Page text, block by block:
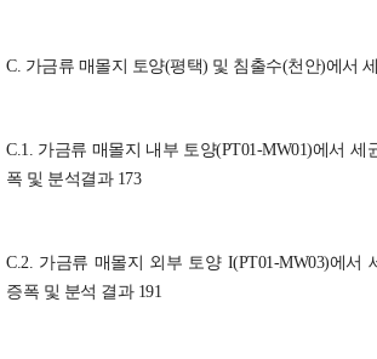
C. 가금류 매몰지 토양(평택) 및 침출수(천안)에서
C.1. 가금류 매몰지 내부 토양(PT01-MW01)에서 세
폭 및 분석결과 173
C.2. 가금류 매몰지 외부 토양 I(PT01-MW03)에서
증폭 및 분석 결과 191